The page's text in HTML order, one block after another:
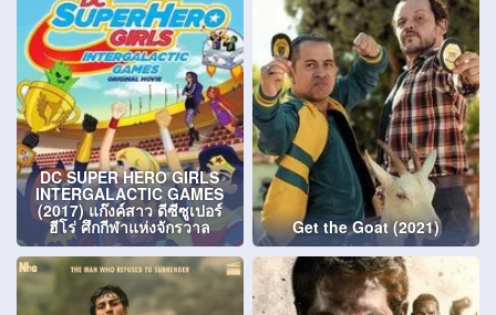
DC SUPER HERO GIRLS
INTERGALACTIC GAMES
(2017) แก๊งค์สาว ดีซีซูเปอร์
ฮีโร่ ศึกกีฬาแห่งจักรวาล Get the Goat (2021)